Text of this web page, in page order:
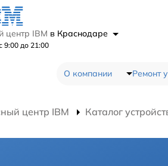
центр IBM в Краснодаре
9:00 до 21:00
О компании Ремонт
центр IBM Каталог